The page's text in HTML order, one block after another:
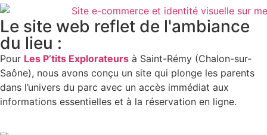
Le site web reflet de l'ambiance
du lieu :
Pour Les P’tits Explorateurs à Saint-Rémy (Chalon-sur-
Saône), nous avons conçu un site qui plonge les parents
dans l’univers du parc avec un accès immédiat aux
informations essentielles et à la réservation en ligne.